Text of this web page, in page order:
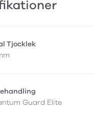
Tjocklek
Guard Elite